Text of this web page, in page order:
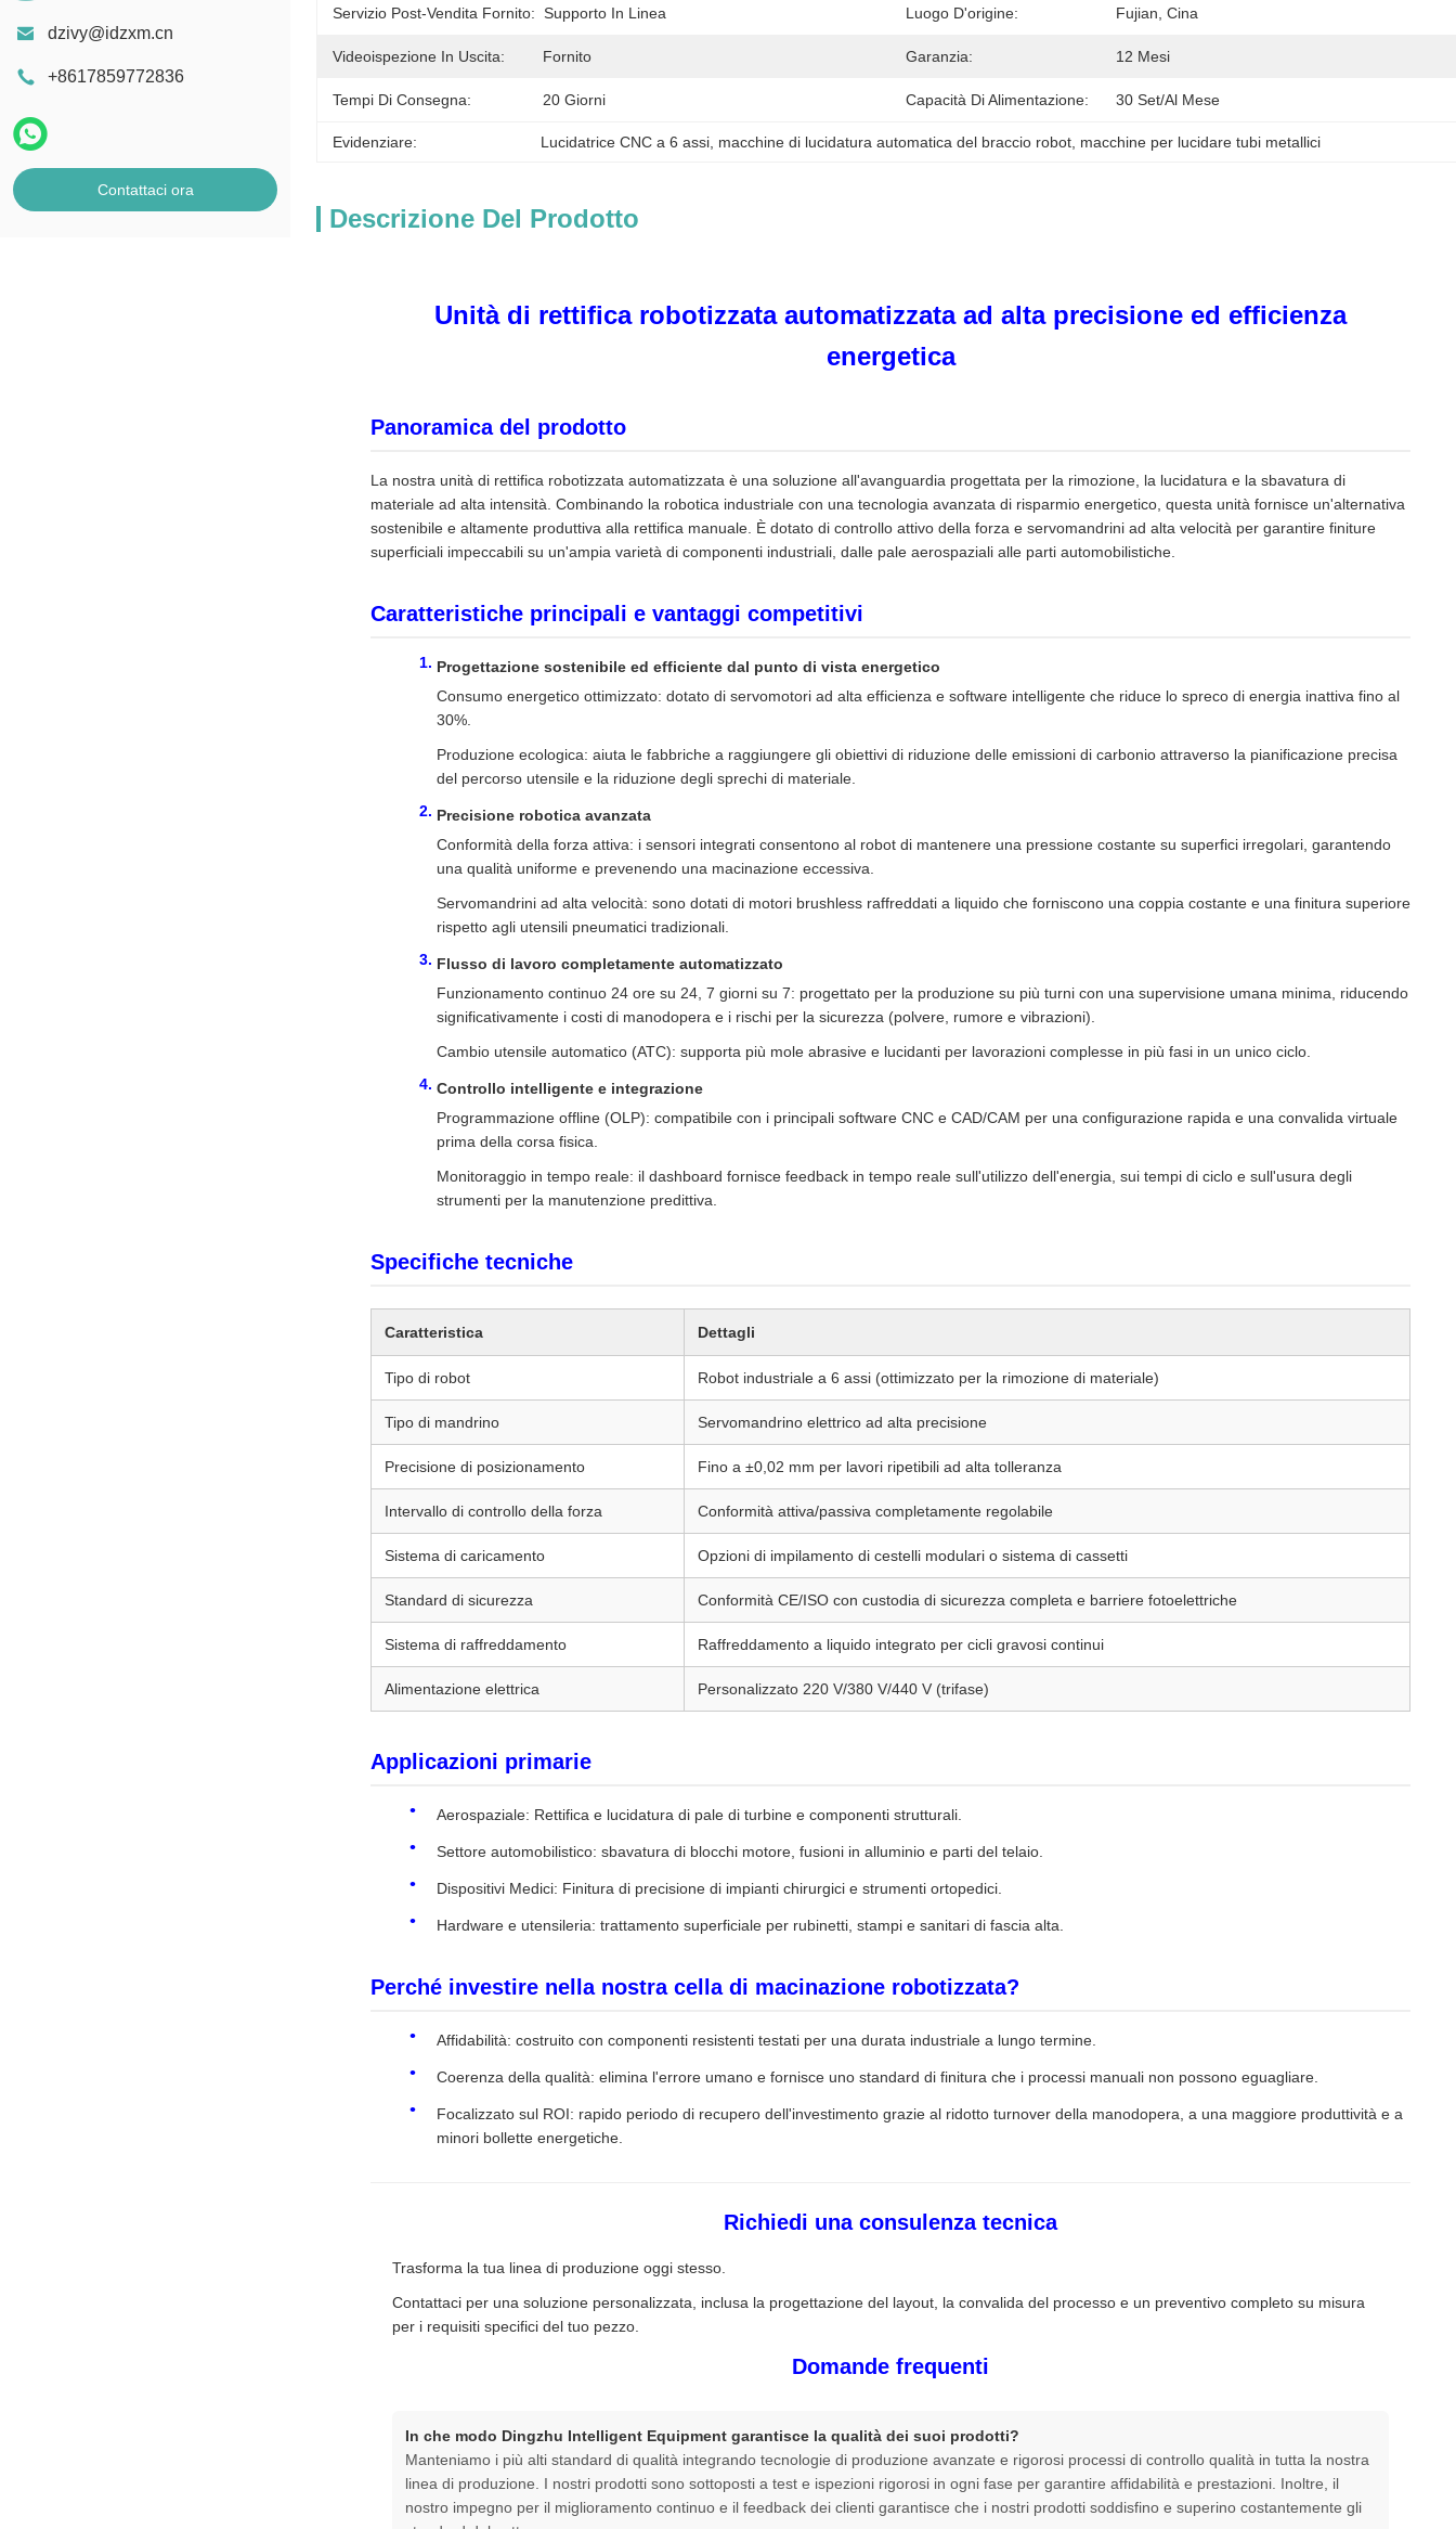
dzivy@idzxm.cn
+8617859772836
Contattaci ora
Servizio Post-Vendita Fornito: Supporto In Linea Luogo D'origine: Fujian, Cina
Videoispezione In Uscita: Fornito Garanzia: 12 Mesi
Tempi Di Consegna: 20 Giorni Capacità Di Alimentazione: 30 Set/al Mese
Evidenziare: Lucidatrice CNC a 6 assi macchine di lucidatura automatica del braccio robot macchine per lucidare tubi metallici
Descrizione Del Prodotto
Unità di rettifica robotizzata automatizzata ad alta precisione ed efficienza
energetica
Panoramica del prodotto
La nostra unità di rettifica robotizzata automatizzata è una soluzione all'avanguardia progettata per la rimozione, la lucidatura e la sbavatura di
materiale ad alta intensità. Combinando la robotica industriale con una tecnologia avanzata di risparmio energetico, questa unità fornisce un'alternativa
sostenibile e altamente produttiva alla rettifica manuale. È dotato di controllo attivo della forza e servomandrini ad alta velocità per garantire finiture
superficiali impeccabili su un'ampia varietà di componenti industriali, dalle pale aerospaziali alle parti automobilistiche.
Caratteristiche principali e vantaggi competitivi
Progettazione sostenibile ed efficiente dal punto di vista energetico
Consumo energetico ottimizzato: dotato di servomotori ad alta efficienza e software intelligente che riduce lo spreco di energia inattiva fino al
30%.
Produzione ecologica: aiuta le fabbriche a raggiungere gli obiettivi di riduzione delle emissioni di carbonio attraverso la pianificazione precisa
del percorso utensile e la riduzione degli sprechi di materiale.
Precisione robotica avanzata
Conformità della forza attiva: i sensori integrati consentono al robot di mantenere una pressione costante su superfici irregolari, garantendo
una qualità uniforme e prevenendo una macinazione eccessiva.
Servomandrini ad alta velocità: sono dotati di motori brushless raffreddati a liquido che forniscono una coppia costante e una finitura superiore
rispetto agli utensili pneumatici tradizionali.
Flusso di lavoro completamente automatizzato
Funzionamento continuo 24 ore su 24, 7 giorni su 7: progettato per la produzione su più turni con una supervisione umana minima, riducendo
significativamente i costi di manodopera e i rischi per la sicurezza (polvere, rumore e vibrazioni).
Cambio utensile automatico (ATC): supporta più mole abrasive e lucidanti per lavorazioni complesse in più fasi in un unico ciclo.
Controllo intelligente e integrazione
Programmazione offline (OLP): compatibile con i principali software CNC e CAD/CAM per una configurazione rapida e una convalida virtuale
prima della corsa fisica.
Monitoraggio in tempo reale: il dashboard fornisce feedback in tempo reale sull'utilizzo dell'energia, sui tempi di ciclo e sull'usura degli
strumenti per la manutenzione predittiva.
Specifiche tecniche
Caratteristica Dettagli
Tipo di robot Robot industriale a 6 assi (ottimizzato per la rimozione di materiale)
Tipo di mandrino Servomandrino elettrico ad alta precisione
Precisione di posizionamento Fino a ±0,02 mm per lavori ripetibili ad alta tolleranza
Intervallo di controllo della forza Conformità attiva/passiva completamente regolabile
Sistema di caricamento Opzioni di impilamento di cestelli modulari o sistema di cassetti
Standard di sicurezza Conformità CE/ISO con custodia di sicurezza completa e barriere fotoelettriche
Sistema di raffreddamento Raffreddamento a liquido integrato per cicli gravosi continui
Alimentazione elettrica Personalizzato 220 V/380 V/440 V (trifase)
Applicazioni primarie
Aerospaziale: Rettifica e lucidatura di pale di turbine e componenti strutturali.
Settore automobilistico: sbavatura di blocchi motore, fusioni in alluminio e parti del telaio.
Dispositivi Medici: Finitura di precisione di impianti chirurgici e strumenti ortopedici.
Hardware e utensileria: trattamento superficiale per rubinetti, stampi e sanitari di fascia alta.
Perché investire nella nostra cella di macinazione robotizzata?
Affidabilità: costruito con componenti resistenti testati per una durata industriale a lungo termine.
Coerenza della qualità: elimina l'errore umano e fornisce uno standard di finitura che i processi manuali non possono eguagliare.
Focalizzato sul ROI: rapido periodo di recupero dell'investimento grazie al ridotto turnover della manodopera, a una maggiore produttività e a
minori bollette energetiche.
Richiedi una consulenza tecnica
Trasforma la tua linea di produzione oggi stesso.
Contattaci per una soluzione personalizzata, inclusa la progettazione del layout, la convalida del processo e un preventivo completo su misura
per i requisiti specifici del tuo pezzo.
Domande frequenti
In che modo Dingzhu Intelligent Equipment garantisce la qualità dei suoi prodotti?
Manteniamo i più alti standard di qualità integrando tecnologie di produzione avanzate e rigorosi processi di controllo qualità in tutta la nostra
linea di produzione. I nostri prodotti sono sottoposti a test e ispezioni rigorosi in ogni fase per garantire affidabilità e prestazioni. Inoltre, il
nostro impegno per il miglioramento continuo e il feedback dei clienti garantisce che i nostri prodotti soddisfino e superino costantemente gli